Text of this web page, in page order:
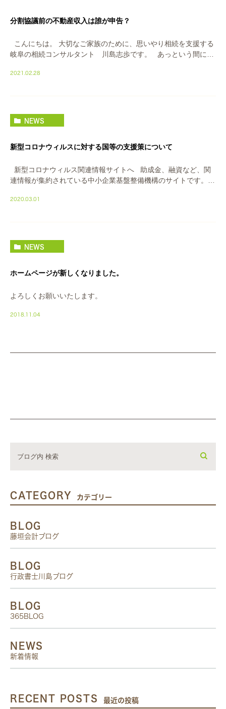
分割協議前の不動産収入は誰が申告？
こんにちは。 大切なご家族のために、思いやり相続を支援する
岐阜の相続コンサルタント 川島志歩です。 あっという間に明
続対策で贈与 […]
2021.02.28
NEWS
新型コロナウィルスに対する国等の支援策について
新型コロナウィルス関連情報サイトへ 助成金、融資など、関
連情報が集約されている中小企業基盤整備機構のサイトです。
2020.03.01
NEWS
ホームページが新しくなりました。
よろしくお願いいたします。
2018.11.04
CATEGORY カテゴリー
BLOG
藤垣会計ブログ
BLOG
行政書士川島ブログ
BLOG
365BLOG
NEWS
新着情報
RECENT POSTS 最近の投稿